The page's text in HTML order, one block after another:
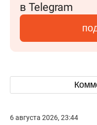
в Telegram
6 августа 2026, 23:44